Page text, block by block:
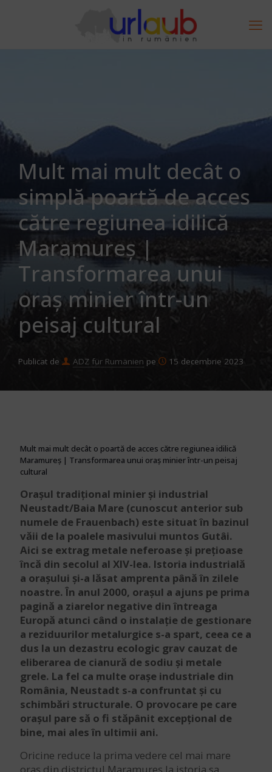
Mult mai mult decât o
simplă poartă de acces
către regiunea idilică
Maramureș |
Transformarea unui
oraș minier într-un
peisaj cultural
Publicat de ADZ für Rumänien pe 15 decembrie 2023
Mult mai mult decât o poartă de acces către regiunea idilică
Maramureș | Transformarea unui oraș minier într-un peisaj
cultural
Orașul tradițional minier și industrial
Neustadt/Baia Mare (cunoscut anterior sub
numele de Frauenbach) este situat în bazinul
văii de la poalele masivului muntos Gutâi.
Aici se extrag metale neferoase și prețioase
încă din secolul al XIV-lea. Istoria industrială
a orașului și-a lăsat amprenta până în zilele
noastre. În anul 2000, orașul a ajuns pe prima
pagină a ziarelor negative din întreaga
Europă atunci când o instalație de gestionare
a reziduurilor metalurgice s-a spart, ceea ce a
dus la un dezastru ecologic grav cauzat de
eliberarea de cianură de sodiu și metale
grele. La fel ca multe orașe industriale din
România, Neustadt s-a confruntat și cu
schimbări structurale. O provocare pe care
orașul pare să o fi stăpânit excepțional de
bine, mai ales în ultimii ani.
Oricine reduce la prima vedere cel mai mare